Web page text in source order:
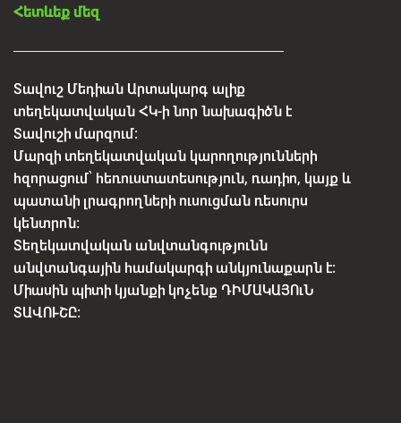
Հետևեք մեզ
Տավուշ Մեդիան Արտակարգ ալիք
տեղեկատվական ՀԿ-ի նոր նախագիծն է
Տավուշի մարզում:
Մարզի տեղեկատվական կարողությունների
հզորացում՝ հեռուստատեսություն, ռադիո, կայք և
պատանի լրագրողների ուսուցման ռեսուրս
կենտրոն:
Տեղեկատվական անվտանգությունն
անվտանգային համակարգի անկյունաքարն է:
Միասին պիտի կյանքի կոչենք ԴԻՄԱԿԱՅՈւՆ
ՏԱՎՈՒՇԸ: